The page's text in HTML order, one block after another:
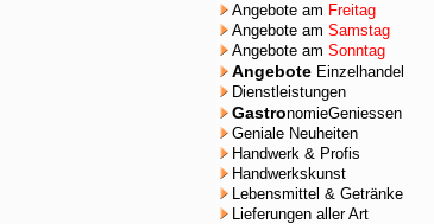
Angebote am Freitag
Angebote am Samstag
Angebote am Sonntag
Angebote Einzelhandel
Dienstleistungen
GastronomieGeniessen
Geniale Neuheiten
Handwerk & Profis
Handwerkskunst
Lebensmittel & Getränke
Lieferungen aller Art